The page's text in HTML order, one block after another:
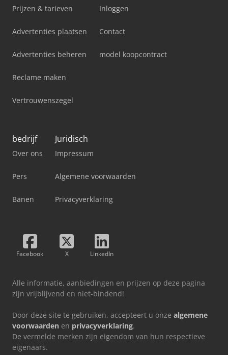
Prijzen & tarieven
Advertenties plaatsen
Advertenties beheren
Reclame maken
Vertrouwenszegel
Inloggen
Contact
model koopcontract
bedrijf
Over ons
Pers
Banen
Juridisch
Impressum
Algemene voorwaarden
Privacyverklaring
Facebook X LinkedIn
Alle informatie, aanbiedingen en prijzen op deze pagina
zijn vrijblijvend en niet-bindend!
Door deze site te gebruiken, accepteert u onze algemene
voorwaarden en privacyverklaring.
De vermelde merken zijn eigendom van hun respectieve
eigenaars.